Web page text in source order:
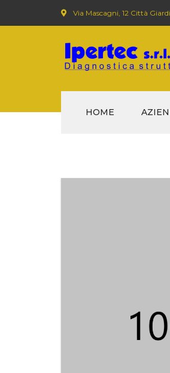
Via Mascagni, 12 Città
HOME